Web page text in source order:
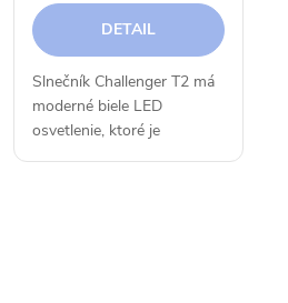
DETAIL
Slnečník Challenger T2 má
moderné biele LED
osvetlenie, ktoré je